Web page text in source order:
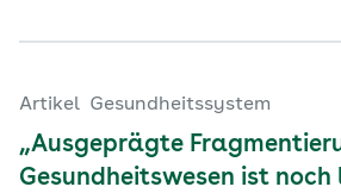
Artikel Gesundheitssystem
„Ausgeprägte
Gesundheitswesen ist